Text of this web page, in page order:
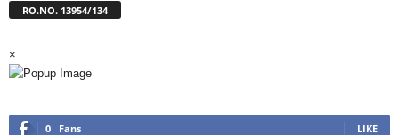
RO.NO. 13954/134
×
0 Fans LIKE